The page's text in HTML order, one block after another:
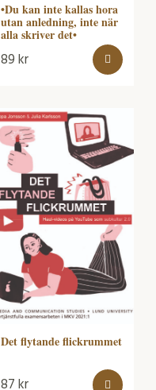
•Du kan inte kallas hora
utan anledning, inte när
alla skriver det•
89kr
Det flytande flickrummet
87kr